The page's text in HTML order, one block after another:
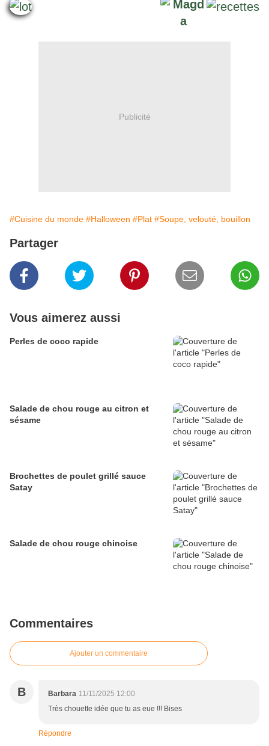
Publicité
#Cuisine du monde #Halloween #Plat #Soupe, velouté, bouillon
Partager
Vous aimerez aussi
Perles de coco rapide
Salade de chou rouge au citron et
sésame
Brochettes de poulet grillé sauce
Satay
Salade de chou rouge chinoise
Commentaires
Ajouter un commentaire
B Barbara 11/11/2025 12:00
Très chouette idée que tu as eue !!! Bises
Répondre